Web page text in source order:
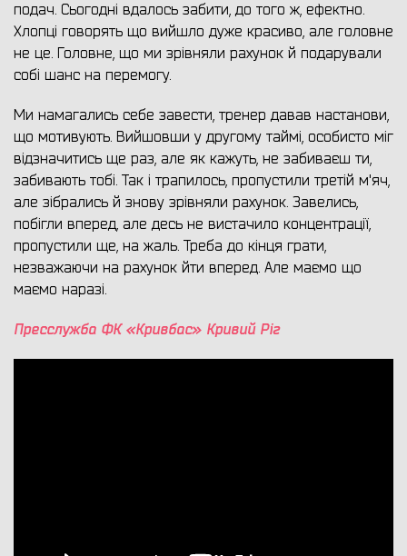
подач. Сьогодні вдалось забити, до того ж, ефектно.
Хлопці говорять що вийшло дуже красиво, але головне
не це. Головне, що ми зрівняли рахунок й подарували
собі шанс на перемогу.
Ми намагались себе завести, тренер давав настанови,
що мотивують. Вийшовши у другому таймі, особисто міг
відзначитись ще раз, але як кажуть, не забиваєш ти,
забивають тобі. Так і трапилось, пропустили третій м'яч,
але зібрались й знову зрівняли рахунок. Завелись,
побігли вперед, але десь не вистачило концентрації,
пропустили ще, на жаль. Треба до кінця грати,
незважаючи на рахунок йти вперед. Але маємо що
маємо наразі.
Пресслужба ФК «Кривбас» Кривий Ріг